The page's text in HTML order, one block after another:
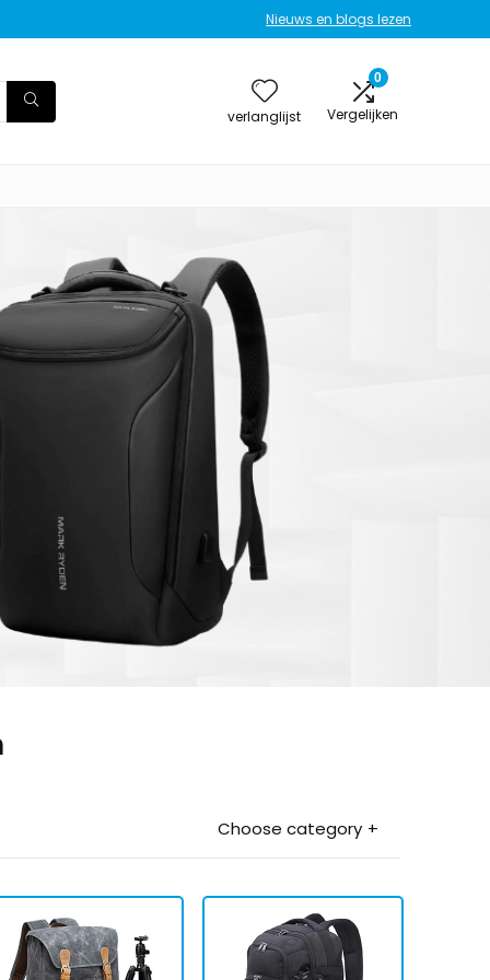
Nieuws en blogs lezen
verlanglijst
0
Vergelijken
Choose category